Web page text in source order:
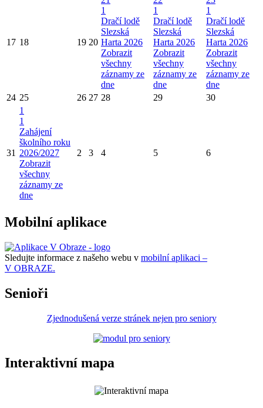
17 18 19 20
1
Dračí lodě
Slezská
Harta 2026
Zobrazit
všechny
záznamy ze
dne
1
Dračí lodě
Slezská
Harta 2026
Zobrazit
všechny
záznamy ze
dne
1
Dračí lodě
Slezská
Harta 2026
Zobrazit
všechny
záznamy ze
dne
24 25 26 27 28 29 30
31
1
1
Zahájení
školního roku
2026/2027
Zobrazit
všechny
záznamy ze
dne
2 3 4 5 6
Mobilní aplikace
Sledujte informace z našeho webu v mobilní aplikaci –
V OBRAZE.
Senioři
Zjednodušená verze stránek nejen pro seniory
Interaktivní mapa